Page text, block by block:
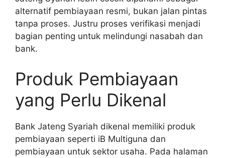
alternatif pembiayaan resmi, bukan jalan pintas
tanpa proses. Justru proses verifikasi menjadi
bagian penting untuk melindungi nasabah dan
bank.
Produk Pembiayaan
yang Perlu Dikenal
Bank Jateng Syariah dikenal memiliki produk
pembiayaan seperti iB Multiguna dan
pembiayaan untuk sektor usaha. Pada halaman